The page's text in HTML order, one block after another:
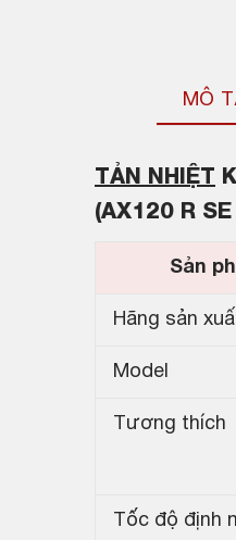
MÔ
TẢN NHIỆT
(AX120 R
Sản
Hãng sản
Model
Tương thích
Tốc độ định